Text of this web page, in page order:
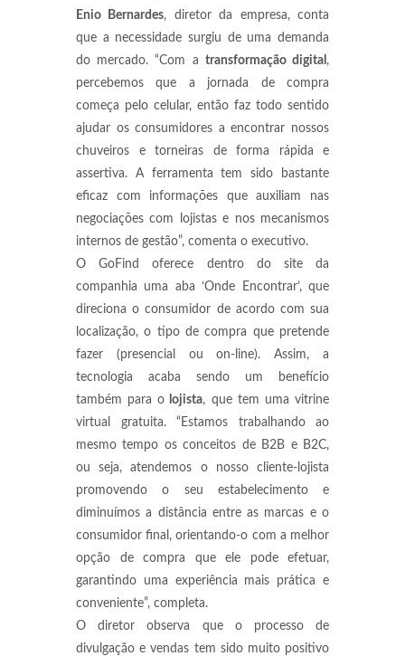
Enio Bernardes, diretor da empresa, conta
que a necessidade surgiu de uma demanda
do mercado. “Com a transformação digital ,
percebemos que a jornada de compra
começa pelo celular, então faz todo sentido
ajudar os consumidores a encontrar nossos
chuveiros e torneiras de forma rápida e
assertiva. A ferramenta tem sido bastante
eficaz com informações que auxiliam nas
negociações com lojistas e nos mecanismos
internos de gestão”, comenta o executivo.
O GoFind oferece dentro do site da
companhia uma aba ‘Onde Encontrar’, que
direciona o consumidor de acordo com sua
localização, o tipo de compra que pretende
fazer (presencial ou on-line). Assim, a
tecnologia acaba sendo um benefício
também para o lojista, que tem uma vitrine
virtual gratuita. “Estamos trabalhando ao
mesmo tempo os conceitos de B2B e B2C,
ou seja, atendemos o nosso cliente-lojista
promovendo o seu estabelecimento e
diminuímos a distância entre as marcas e o
consumidor final, orientando-o com a melhor
opção de compra que ele pode efetuar,
garantindo uma experiência mais prática e
conveniente”, completa.
O diretor observa que o processo de
divulgação e vendas tem sido muito positivo